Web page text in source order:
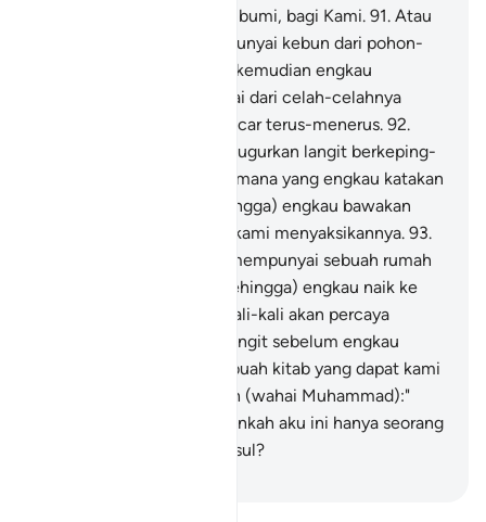
memancarkan matair dari bumi, bagi Kami. 91. Atau
(sehingga) engkau mempunyai kebun dari pohon-
pohon tamar dan anggur, kemudian engkau
mengalirkan sungai-sungai dari celah-celahnya
dengan aliran yang terpancar terus-menerus. 92.
Atau (sehingga) engkau gugurkan langit berkeping-
keping atas kami, sebagaimana yang engkau katakan
(akan berlaku); atau (sehingga) engkau bawakan
Allah dan malaikat untuk kami menyaksikannya. 93.
Atau (sehingga) engkau mempunyai sebuah rumah
terhias dari emas; atau (sehingga) engkau naik ke
langit; dan kami tidak sekali-kali akan percaya
tentang kenaikanmu ke langit sebelum engkau
turunkan kepada kami sebuah kitab yang dapat kami
membacanya". Katakanlah (wahai Muhammad):"
Maha Suci Tuhanku! Bukankah aku ini hanya seorang
manusia yang menjadi Rasul?